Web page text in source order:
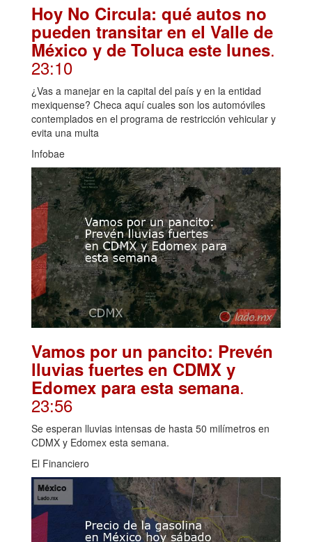
Hoy No Circula: qué autos no
pueden transitar en el Valle de
México y de Toluca este lunes.
23:10
¿Vas a manejar en la capital del país y en la entidad
mexiquense? Checa aquí cuales son los automóviles
contemplados en el programa de restricción vehicular y
evita una multa
Infobae
Vamos por un pancito: Prevén
lluvias fuertes en CDMX y
Edomex para esta semana.
23:56
Se esperan lluvias intensas de hasta 50 milímetros en
CDMX y Edomex esta semana.
El Financiero